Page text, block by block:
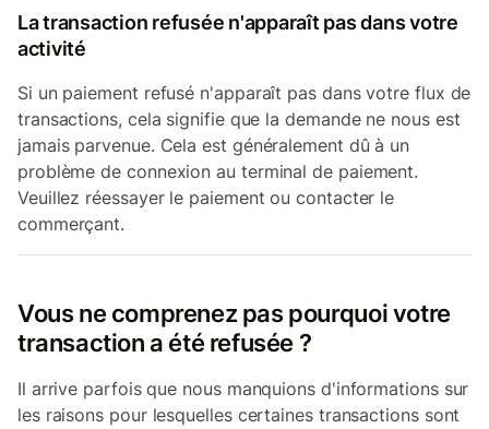
La transaction refusée n'apparaît pas dans votre
activité
Si un paiement refusé n'apparaît pas dans votre flux de
transactions, cela signifie que la demande ne nous est
jamais parvenue. Cela est généralement dû à un
problème de connexion au terminal de paiement.
Veuillez réessayer le paiement ou contacter le
commerçant.
Vous ne comprenez pas pourquoi votre
transaction a été refusée ?
Il arrive parfois que nous manquions d'informations sur
les raisons pour lesquelles certaines transactions sont